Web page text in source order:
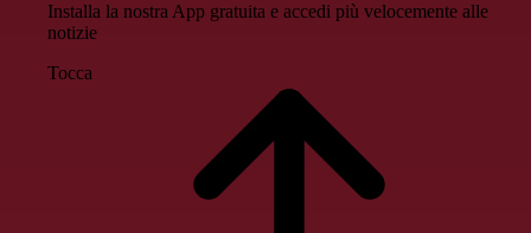
Installa la nostra App gratuita e accedi più velocemente alle
notizie
Tocca